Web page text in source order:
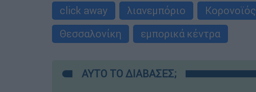
click away
λιανεμπόριο Κορονοϊός
Θεσσαλονίκη
εμπορικά κέντρα
ΑΥΤΟ ΤΟ ΔΙΑΒΑΣΕΣ;